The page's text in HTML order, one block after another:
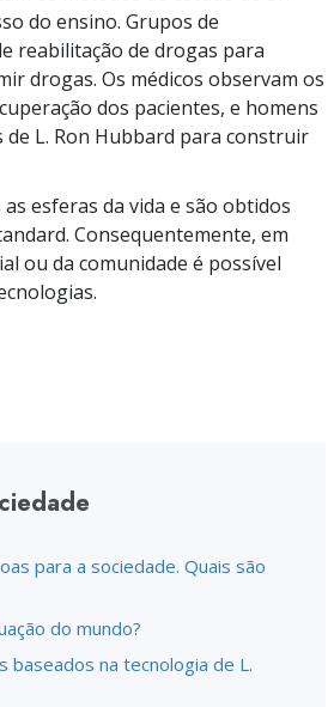
do ensino. Grupos de
reabilitação de drogas para
drogas. Os médicos observam os
dos pacientes, e homens
L. Ron Hubbard para construir
esferas da vida e são obtidos
Consequentemente, em
ou da comunidade é possível
para a sociedade. Quais são
do mundo?
baseados na tecnologia de L.